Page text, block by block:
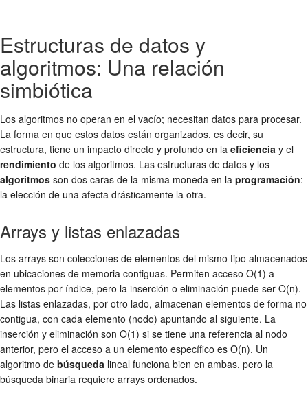
Estructuras de datos y
algoritmos: Una relación
simbiótica
Los algoritmos no operan en el vacío; necesitan datos para procesar.
La forma en que estos datos están organizados, es decir, su
estructura, tiene un impacto directo y profundo en la eficiencia y el
rendimiento de los algoritmos. Las estructuras de datos y los
algoritmos son dos caras de la misma moneda en la programación:
la elección de una afecta drásticamente la otra.
Arrays y listas enlazadas
Los arrays son colecciones de elementos del mismo tipo almacenados
en ubicaciones de memoria contiguas. Permiten acceso O(1) a
elementos por índice, pero la inserción o eliminación puede ser O(n).
Las listas enlazadas, por otro lado, almacenan elementos de forma no
contigua, con cada elemento (nodo) apuntando al siguiente. La
inserción y eliminación son O(1) si se tiene una referencia al nodo
anterior, pero el acceso a un elemento específico es O(n). Un
algoritmo de búsqueda lineal funciona bien en ambas, pero la
búsqueda binaria requiere arrays ordenados.